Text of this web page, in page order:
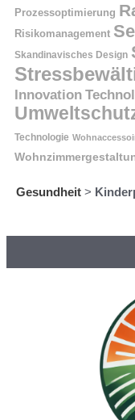
Prozessoptimierung
Risikomanagement
Skandinavisches Design
Innovation
Technologie
Gesundheit>